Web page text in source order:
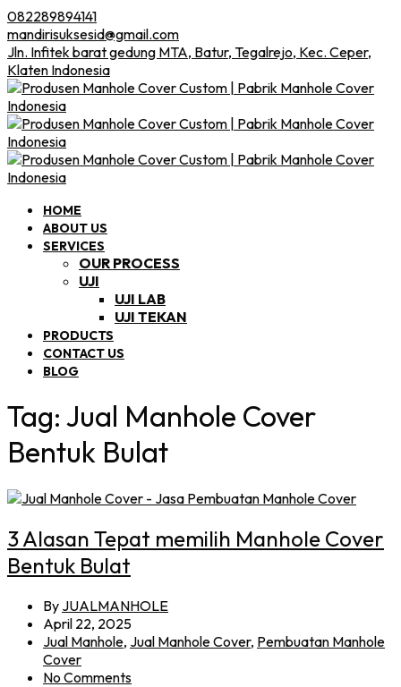
082289894141
mandirisuksesid@gmail.com
Jln. Infitek barat gedung MTA, Batur, Tegalrejo, Kec. Ceper,
Klaten Indonesia
HOME
ABOUT US
SERVICES
OUR PROCESS
UJI
UJI LAB
UJI TEKAN
PRODUCTS
CONTACT US
BLOG
Tag: Jual Manhole Cover
Bentuk Bulat
3 Alasan Tepat memilih Manhole Cover
Bentuk Bulat
By JUALMANHOLE
April 22, 2025
Jual Manhole, Jual Manhole Cover, Pembuatan Manhole
Cover
No Comments